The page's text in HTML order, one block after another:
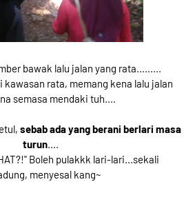
bawak lalu jalan yang rata.........
kawasan rata, memang kena lalu jalan
semasa mendaki tuh....
sebab ada yang berani berlari masa
turun....
Boleh pulakkk lari-lari...sekali
menyesal kang~